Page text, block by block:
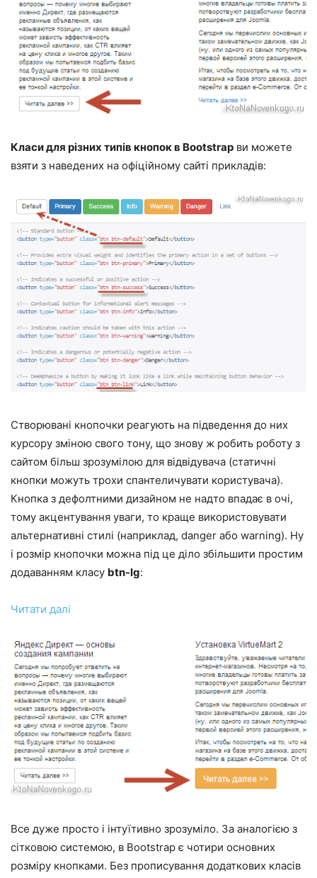
Класи для різних типів кнопок в Bootstrap ви можете
взяти з наведених на офіційному сайті прикладів:
Створювані кнопочки реагують на підведення до них
курсору зміною свого тону, що знову ж робить роботу з
сайтом більш зрозумілою для відвідувача (статичні
кнопки можуть трохи спантеличувати користувача).
Кнопка з дефолтними дизайном не надто впадає в очі,
тому акцентування уваги, то краще використовувати
альтернативні стилі (наприклад, danger або warning). Ну
і розмір кнопочки можна під це діло збільшити простим
додаванням класу btn-lg:
Читати далі
Все дуже просто і інтуїтивно зрозуміло. За аналогією з
сітковою системою, в Bootstrap є чотири основних
розміру кнопками. Без прописування додаткових класів